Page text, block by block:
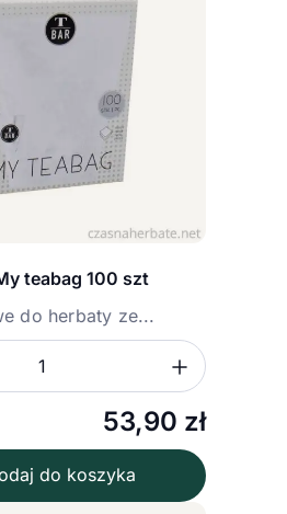
teabag 100 szt
do herbaty ze...
53,90 zł
ilość
do koszyka